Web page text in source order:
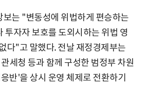
보는 "변동성에 위법하게 편승하는
투자자 보호를 도외시하는 위법 영
다"고 말했다. 전날 재정경제부는
세청 등과 함께 구성한 범정부 차원
반'을 상시 운영 체제로 전환하기